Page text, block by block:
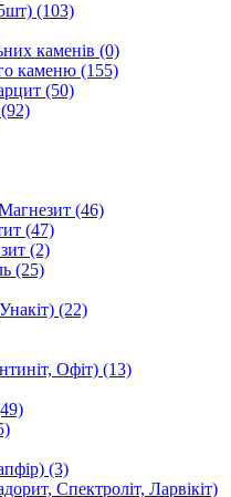
(103)
каменів (0)
каменю (155)
(50)
(92)
(46)
(47)
(2)
(25)
(22)
Офіт) (13)
(3)
Спектроліт, Ларвікіт)